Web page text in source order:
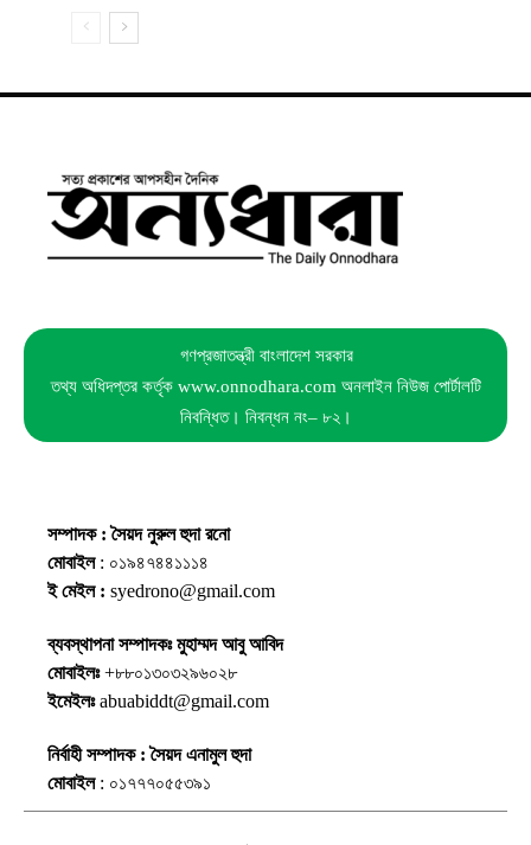
গণপ্রজাতন্ত্রী বাংলাদেশ সরকার
তথ্য অধিদপ্তর কর্তৃক www.onnodhara.com অনলাইন নিউজ পোর্টালটি
নিবন্ধিত। নিবন্ধন নং– ৮২।
সম্পাদক : সৈয়দ নুরুল হুদা রনো
মোবাইল: ০১৯৪৭৪৪১১১৪
ই মেইল : syedrono@gmail.com
ব্যবস্থাপনা সম্পাদকঃ মুহাম্মদ আবু আবিদ
মোবাইলঃ+৮৮০১৩০৩২৯৬০২৮
ইমেইলঃabuabiddt@gmail.com
নির্বাহী সম্পাদক : সৈয়দ এনামুল হুদা
মোবাইল: ০১৭৭৭০৫৫৩৯১